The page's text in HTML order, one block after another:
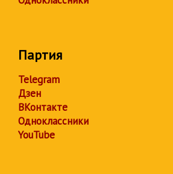
Партия
Telegram
Дзен
ВКонтакте
Одноклассники
YouTube